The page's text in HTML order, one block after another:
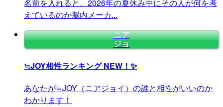
名前を入れると、2026年の夏休み中にその人が何を考
えているのか脳内メーカ...
ニア
ジョ
≒JOY相性ランキングNEW！✨
あなたが≒JOY（ニアジョイ）の誰と相性がいいのか
わかります！